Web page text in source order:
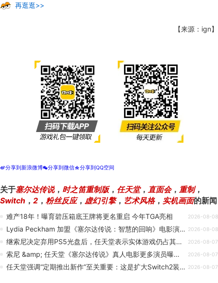
再逛逛>>
【来源：ign】
t分享到新浪微博w分享到微信z分享到QQ空间
关于塞尔达传说， 时之笛重制版， 任天堂， 直面会， 重制，
Switch ， 2 ， 粉丝反应， 虚幻引擎， 艺术风格， 实机画面的新闻
难产18年！曝育碧压箱底王牌将更名重启 今年TGA亮相 2026-08-08
Lydia Peckham 加盟《塞尔达传说：智慧的回响》电影演员阵容 2026-08-08
继索尼决定弃用PS5光盘后，任天堂表示实体游戏仍占其软件销量的38.5% 2026-08-07
索尼 &amp; 任天堂《塞尔达传说》真人电影更多演员曝光：已故山姆 · 尼尔生前已完成拍摄，计划 2027 年 4 月上映 2026-08-07
任天堂强调“定期推出新作”至关重要：这是扩大Switch2装机量的基石 2026-08-07